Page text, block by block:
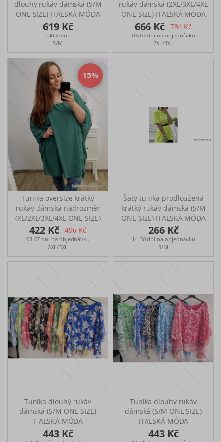
dlouhý rukáv dámská (S/M
ONE SIZE) ITALSKÁ MÓDA
IMPGM2323110/DU
Elegantní šifonová
halenka vpředu se zlatým
řetízkem. Součástí je šál
Rozměry: přes prsa
104cm, pas 110cm, délka
52/62cm
619 Kč
skladem
S/M
rukáv dámská (2XL/3XL/4XL
ONE SIZE) ITALSKÁ MÓDA
IMB23SMILE
Tunika s krátkým
rukávem ideální na
každodenní nošení
666 Kč 784 Kč
03-07 dní na objednávku
2XL/3XL
15
Tunika oversize krátký
rukáv dámská nadrozměr
(XL/2XL/3XL/4XL ONE SIZE)
ITALSKÁ MÓDA
IMBM23FATI
Tunika s krátkým
rukávem Ideální na
jaký styl nošení zvolíte
Rozměry: měřena
spodnička přes prsa: 120-
140 cm, boky: 120-144
cm, délka: měřena horní
část: 94 cm
422 Kč 496 Kč
03-07 dní na objednávku
2XL/3XL
Šaty tunika prodloužená
krátký rukáv dámská (S/M
ONE SIZE) ITALSKÁ MÓDA
IMPMG236836
266 Kč
14-30 dní na objednávku
S/M
Tunika dlouhý rukáv
dámská (S/M ONE SIZE)
ITALSKÁ MÓDA
IMPMG239413c
443 Kč
Tunika dlouhý rukáv
dámská (S/M ONE SIZE)
ITALSKÁ MÓDA
IMPMG239413
443 Kč